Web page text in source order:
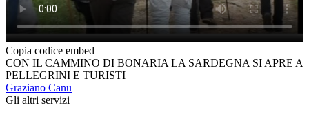
Copia codice embed
CON IL CAMMINO DI BONARIA LA SARDEGNA SI APRE A
PELLEGRINI E TURISTI
Graziano Canu
Gli altri servizi